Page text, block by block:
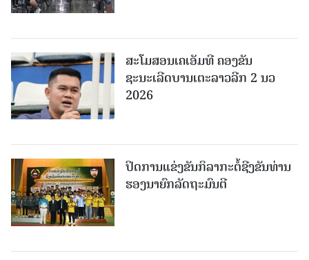
ສະໂມສອນເຄເອັມທີ ຄອງຂັນ
ຊະນະເລີດບານເຕະລາວລີກ 2 ນວ
2026
ປິດການແຂ່ງຂັນກິລາກະຕໍ້ຊີງຂັນທ່ານ
ຮອງນາຍົກລັດຖະມົນຕີ